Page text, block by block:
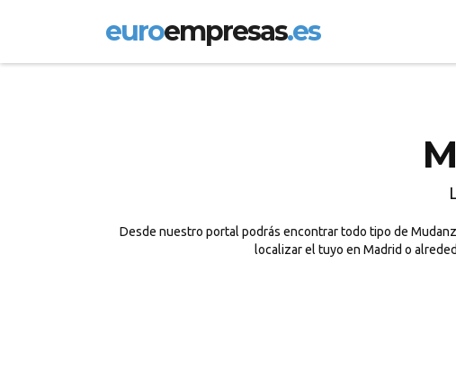
euroempresas.es
Desde nuestro portal podrás encontrar todo tipo de
localizar el tuyo en Madrid o